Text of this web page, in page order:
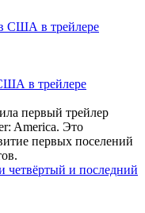
в трейлере
первый трейлер
America. Это
первых поселений